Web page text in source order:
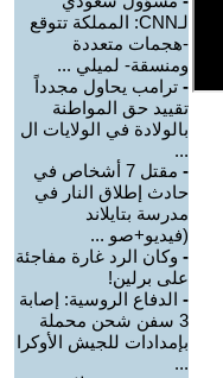
لـCNN: المملكة تتوقع
-هجمات متعددة
ومنسقة- لميلي ...
- ترامب يحاول مجدداً
تقييد حق المواطنة
بالولادة في الولايات ال
...
-
مقتل 7 أشخاص في
حادث إطلاق النار في
مدرسة بتايلاند
(فيديو+صو ...
- وكان الرد غارة مفاجئة
على برلين!
- الدفاع الروسية: إصابة
3 سفن شحن محملة
بإمدادات للجيش الأوكرا
...